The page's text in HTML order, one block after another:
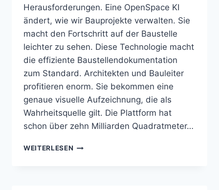
Herausforderungen. Eine OpenSpace KI
ändert, wie wir Bauprojekte verwalten. Sie
macht den Fortschritt auf der Baustelle
leichter zu sehen. Diese Technologie macht
die effiziente Baustellendokumentation
zum Standard. Architekten und Bauleiter
profitieren enorm. Sie bekommen eine
genaue visuelle Aufzeichnung, die als
Wahrheitsquelle gilt. Die Plattform hat
schon über zehn Milliarden Quadratmeter…
WEITERLESEN OPENSPACE